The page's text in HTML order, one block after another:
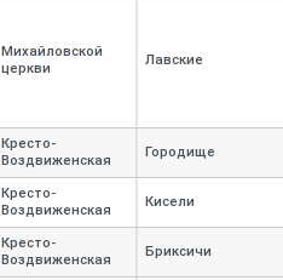
Михайловской
церкви
Лавские
Кресто-
Воздвиженская
Городище
Кресто-
Воздвиженская
Кисели
Кресто-
Воздвиженская
Бриксичи